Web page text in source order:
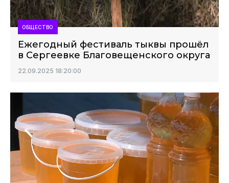
ОБЩЕСТВО
Ежегодный фестиваль тыквы прошёл
в Сергеевке Благовещенского округа
22.09.2025 18:20:00